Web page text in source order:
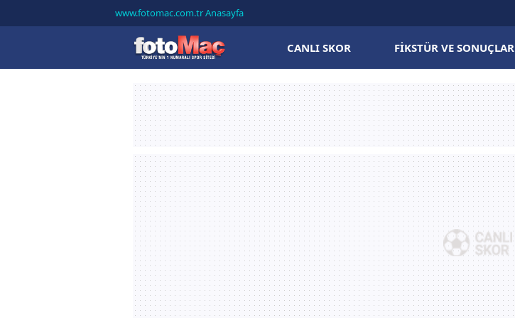
www.fotomac.com.tr Anasayfa
CANLI SKOR FIKSTÜR VE SONUÇLAR